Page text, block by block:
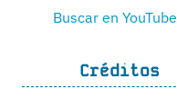
Buscar en YouTube
Créditos